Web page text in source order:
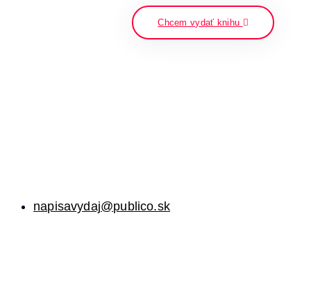
Chcem vydať knihu
napisavydaj@publico.sk